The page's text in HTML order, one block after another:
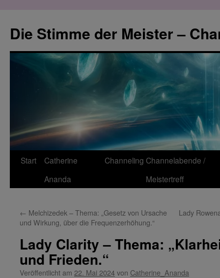
springen
Die Stimme der Meister –
Start
Catherine
Ananda
Channeling Channelabende /
Meistertreff
← Melchizedek – Thema: „Gesetz von Ursache
und Wirkung, über die Frequenzerhöhung.“
Lady
Lady Clarity – Thema:
und Frieden.“
Veröffentlicht am 22. Mai 2024von Catherine_Ananda